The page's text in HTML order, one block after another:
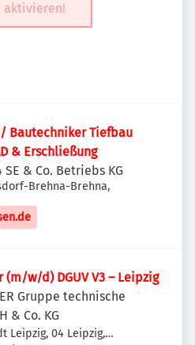
aktivieren!
Bautechniker Tiefbau
& Erschließung
SE & Co. Betriebs KG
Brehna-Brehna,
(m/w/d) DGUV V3 – Leipzig
Gruppe technische
& Co. KG
Leipzig, 04 Leipzig,